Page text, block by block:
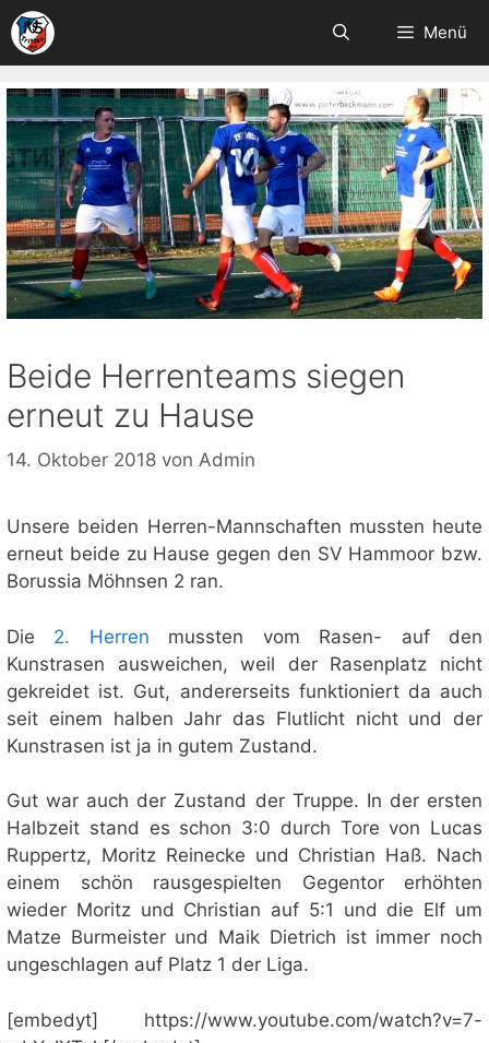
Zum
Inhalt
springen
Menü
Beide Herrenteams siegen
erneut zu Hause
14. Oktober 2018 von Admin
Unsere beiden Herren-Mannschaften mussten heute
erneut beide zu Hause gegen den SV Hammoor bzw.
Borussia Möhnsen 2 ran.
Die 2. Herren mussten vom Rasen- auf den
Kunstrasen ausweichen, weil der Rasenplatz nicht
gekreidet ist. Gut, andererseits funktioniert da auch
seit einem halben Jahr das Flutlicht nicht und der
Kunstrasen ist ja in gutem Zustand.
Gut war auch der Zustand der Truppe. In der ersten
Halbzeit stand es schon 3:0 durch Tore von Lucas
Ruppertz, Moritz Reinecke und Christian Haß. Nach
einem schön rausgespielten Gegentor erhöhten
wieder Moritz und Christian auf 5:1 und die Elf um
Matze Burmeister und Maik Dietrich ist immer noch
ungeschlagen auf Platz 1 der Liga.
[embedyt] https://www.youtube.com/watch?v=7-